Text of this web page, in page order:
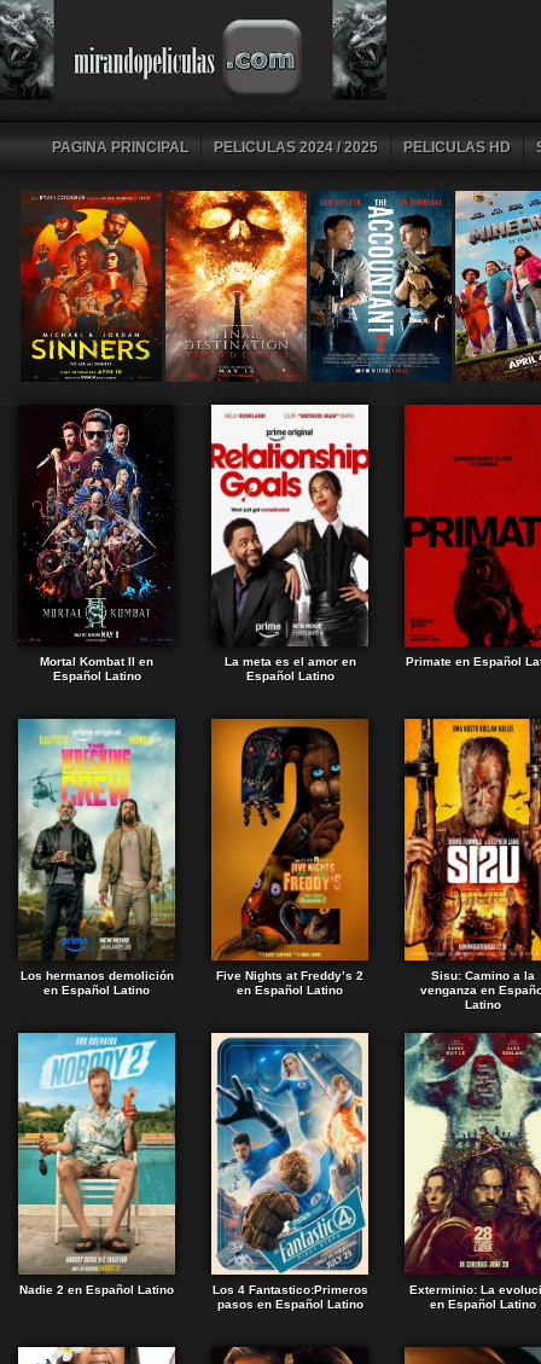
PAGINA PRINCIPAL PELICULAS 2024 / 2025 PELICULAS HD
Mortal Kombat II en
Español Latino
La meta es el amor en
Español Latino
Primate en Español
Los hermanos demolición
en Español Latino
Five Nights at Freddy’s 2
en Español Latino
Sisu: Camino a la
venganza en
Latino
Nadie 2 en Español Latino
Los 4 Fantastico:Primeros
pasos en Español Latino
Exterminio: La
en Español Latino